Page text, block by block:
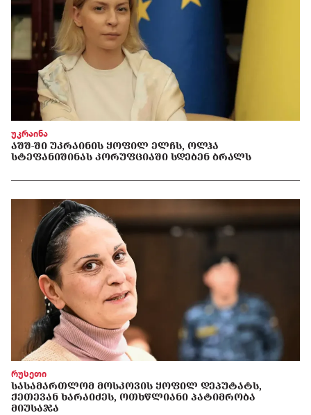
უკრაინა
ᲐᲨᲨ-ᲨᲘ ᲣᲙᲠᲐᲘᲜᲘᲡ ᲧᲝᲤᲘᲚ ᲔᲚᲩᲡ, ᲝᲚᲰᲐ
ᲡᲢᲔᲤᲐᲜᲘᲨᲘᲜᲐᲡ ᲙᲝᲠᲣᲤᲪᲘᲐᲨᲘ ᲡᲓᲔᲑᲔᲜ ᲑᲠᲐᲚᲡ
რუსეთი
ᲡᲐᲡᲐᲛᲐᲠᲗᲚᲝᲛ ᲛᲝᲡᲙᲝᲕᲘᲡ ᲧᲝᲤᲘᲚ ᲓᲔᲞᲣᲢᲐᲢᲡ,
ᲥᲔᲗᲔᲕᲐᲜ ᲮᲐᲠᲐᲘᲫᲔᲡ, ᲝᲗᲮᲬᲚᲘᲐᲜᲘ ᲞᲐᲢᲘᲛᲠᲝᲑᲐ
ᲛᲘᲣᲡᲐᲯᲐ